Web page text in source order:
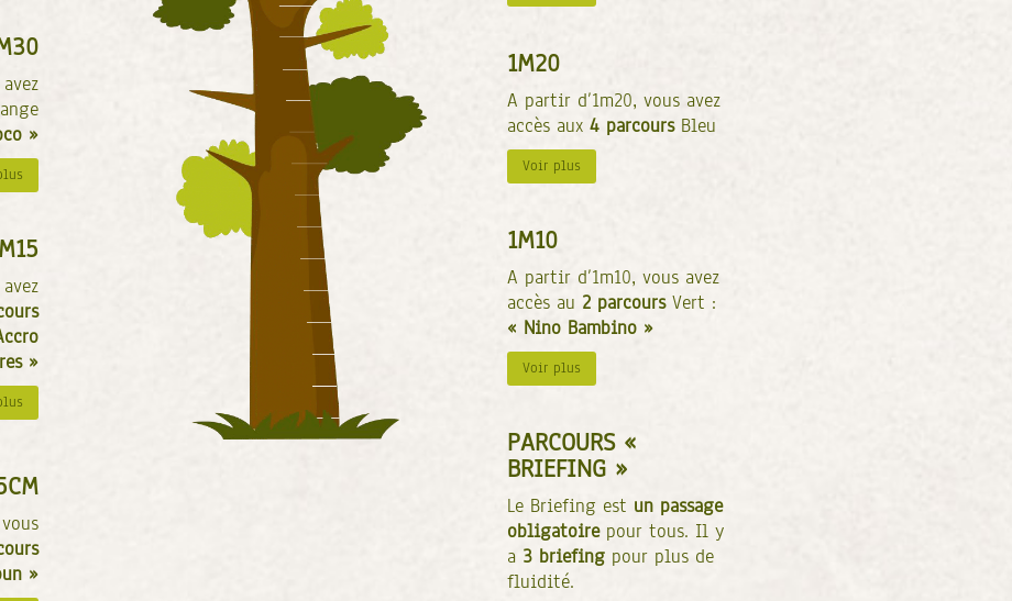
»
»
»
1M20
A partir d’1m20, vous avez
accès aux4 parcoursBleu
Voir plus
1M10
A partir d’1m10, vous avez
accès au 2 parcoursVert :
« Nino Bambino »
Voir plus
PARCOURS «
BRIEFING »
Le Briefing est un passage
obligatoirepour tous. Il y
a3 briefingpour plus de
fluidité.